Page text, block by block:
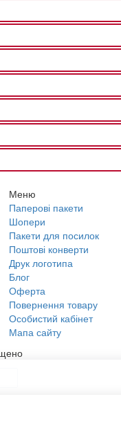
Меню
Паперові пакети
Шопери
Пакети для посилок
Поштові конверти
Друк логотипа
Блог
Оферта
Повернення товару
Особистий кабінет
Мапа сайту